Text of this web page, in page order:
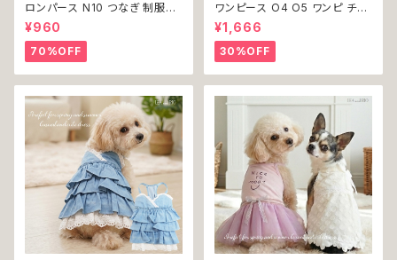
ロンパース N10 つなぎ 制服風
チェック柄 グレー 灰色 コスチュ
ーム コスプレ ドッグウェア dog
犬 猫 ペット 服 犬服 洋服 オシ
ャレ かわいい 小型犬 返品交換
不可
¥960
70%OFF
ワンピース O4 O5 ワンピ チェ
ック プリーツ レース 女の子 犬
犬服 小型 猫 服 洋服 ペット do
g ドッグウェア おしゃれ かわい
い 返品交換不可
¥1,666
30%OFF